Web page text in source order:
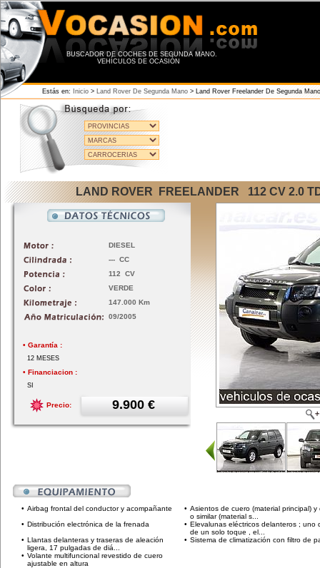
BUSCADOR DE COCHES DE SEGUNDA MANO.
VEHÍCULOS DE OCASIÓN
Estás en: Inicio > Land Rover De Segunda Mano > Land Rover Freelander De Segunda Mano
LAND ROVER FREELANDER 112 CV 2.0
DIESEL
--- CC
112 CV
VERDE
147.000 Km
09/2005
• Garantía :
12 MESES
• Financiacion :
SI
Precio: 9.900 €
• Airbag frontal del conductor y acompañante • Asientos de cuero (material principal) y
o similar (material s...
• Distribución electrónica de la frenada • Elevalunas eléctricos delanteros ; uno
de un solo toque , el...
• Llantas delanteras y traseras de aleación
ligera, 17 pulgadas de diá...
• Sistema de climatización con filtro de
• Volante multifuncional revestido de cuero
ajustable en altura